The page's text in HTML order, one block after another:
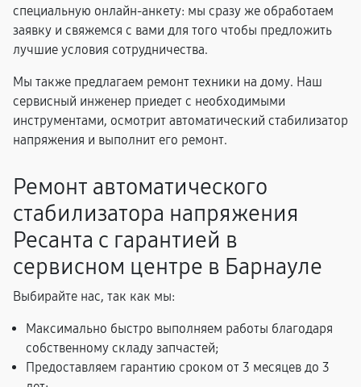
специальную онлайн-анкету: мы сразу же обработаем
заявку и свяжемся с вами для того чтобы предложить
лучшие условия сотрудничества.
Мы также предлагаем ремонт техники на дому. Наш
сервисный инженер приедет с необходимыми
инструментами, осмотрит автоматический стабилизатор
напряжения и выполнит его ремонт.
Ремонт автоматического
стабилизатора напряжения
Ресанта с гарантией в
сервисном центре в Барнауле
Выбирайте нас, так как мы:
Максимально быстро выполняем работы благодаря
собственному складу запчастей;
Предоставляем гарантию сроком от 3 месяцев до 3